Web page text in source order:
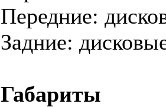
Передние:
Задние:
Габариты